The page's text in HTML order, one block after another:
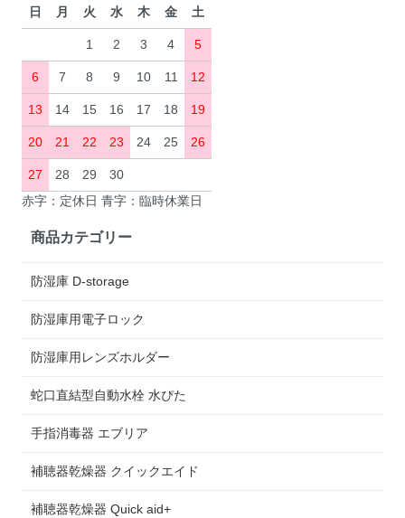
日 月 火 水 木 金 土
1 2 3 4 5
6 7 8 9 10 11 12
13 14 15 16 17 18 19
20 21 22 23 24 25 26
27 28 29
30
赤字：定休日 青字：臨時休業日
商品カテゴリー
防湿庫 D-storage
防湿庫用電子ロック
防湿庫用レンズホルダー
蛇口直結型自動水栓 水ぴた
手指消毒器 エブリア
補聴器乾燥器 クイックエイド
補聴器乾燥器 Quick aid+